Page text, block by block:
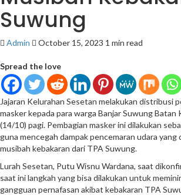
Suwung
Admin October 15, 2023 1 min read
Spread the love
Jajaran Kelurahan Sesetan melakukan distribusi
masker kepada para warga Banjar Suwung Batan
(14/10) pagi. Pembagian masker ini dilakukan
guna mencegah dampak pencemaran udara
musibah kebakaran dari TPA Suwung.
Lurah Sesetan, Putu Wisnu Wardana, saat
saat ini langkah yang bisa dilakukan untuk
gangguan pernafasan akibat kebakaran TPA